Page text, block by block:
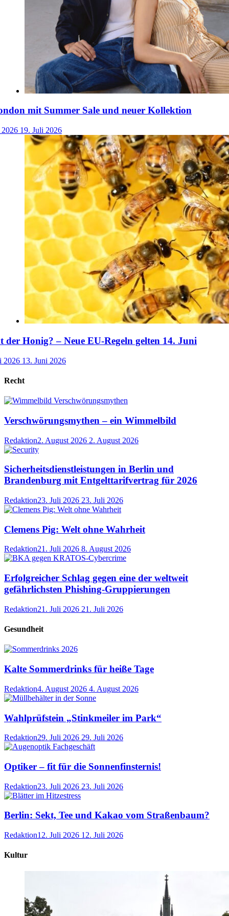
mit Summer Sale und neuer Kollektion
19. Juli 2026
der Honig? – Neue EU-Regeln gelten 14. Juni
2026 13. Juni 2026
Recht
Verschwörungsmythen – ein Wimmelbild
Redaktion2. August 2026 2. August 2026
Sicherheitsdienstleistungen in Berlin und
Brandenburg mit Entgelttarifvertrag für 2026
Redaktion23. Juli 2026 23. Juli 2026
Clemens Pig: Welt ohne Wahrheit
Redaktion21. Juli 2026 8. August 2026
Erfolgreicher Schlag gegen eine der weltweit
gefährlichsten Phishing-Gruppierungen
Redaktion21. Juli 2026 21. Juli 2026
Gesundheit
Kalte Sommerdrinks für heiße Tage
Redaktion4. August 2026 4. August 2026
Wahlprüfstein „Stinkmeiler im Park“
Redaktion29. Juli 2026 29. Juli 2026
Optiker – fit für die Sonnenfinsternis!
Redaktion23. Juli 2026 23. Juli 2026
Berlin: Sekt, Tee und Kakao vom Straßenbaum?
Redaktion12. Juli 2026 12. Juli 2026
Kultur